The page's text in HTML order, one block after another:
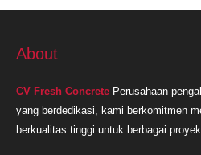
About
CV Fresh Concrete Perusahaan
yang berdedikasi, kami berkomitmen
berkualitas tinggi untuk berbagai